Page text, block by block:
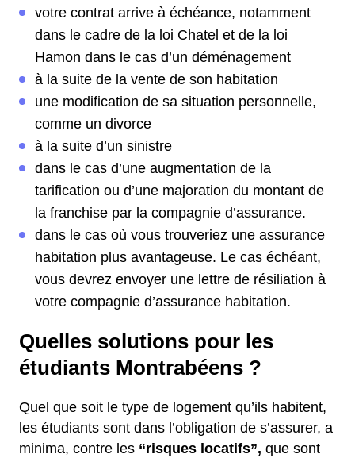
votre contrat arrive à échéance, notamment
dans le cadre de la loi Chatel et de la loi
Hamon dans le cas d’un déménagement
à la suite de la vente de son habitation
une modification de sa situation personnelle,
comme un divorce
à la suite d’un sinistre
dans le cas d’une augmentation de la
tarification ou d’une majoration du montant de
la franchise par la compagnie d’assurance.
dans le cas où vous trouveriez une assurance
habitation plus avantageuse. Le cas échéant,
vous devrez envoyer une lettre de résiliation à
votre compagnie d’assurance habitation.
Quelles solutions pour les
étudiants Montrabéens ?
Quel que soit le type de logement qu’ils habitent,
les étudiants sont dans l’obligation de s’assurer, a
minima, contre les “risques locatifs”, que sont